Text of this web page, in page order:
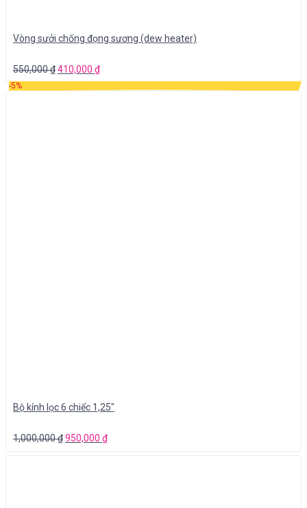
Vòng sưởi chống đọng sương (dew heater)
550,000₫410,000 ₫
-5%
Bộ kính lọc 6 chiếc 1,25″
1,000,000₫950,000 ₫